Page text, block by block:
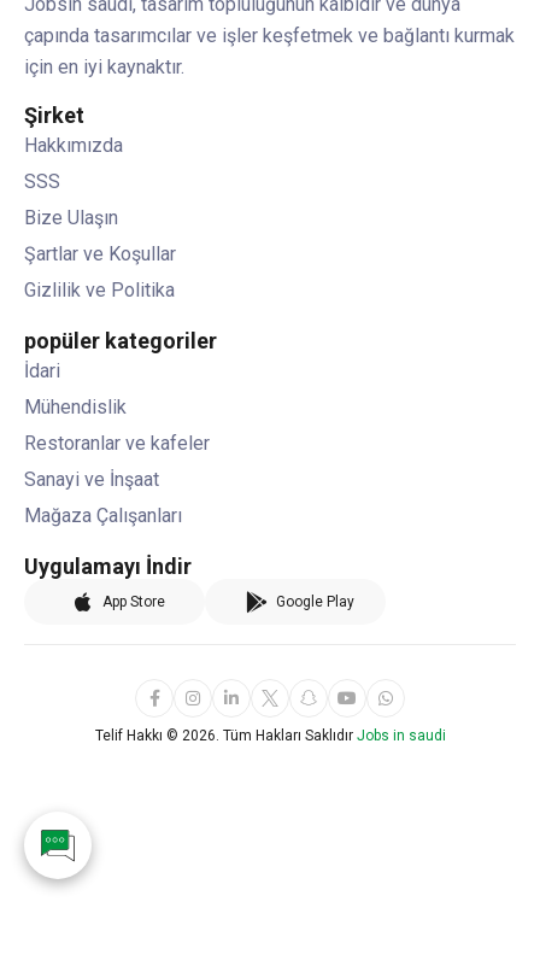
çapında tasarımcılar ve işler keşfetmek ve bağlantı kurmak
için en iyi kaynaktır.
Şirket
Hakkımızda
SSS
Bize Ulaşın
Şartlar ve Koşullar
Gizlilik ve Politika
popüler kategoriler
İdari
Mühendislik
Restoranlar ve kafeler
Sanayi ve İnşaat
Mağaza Çalışanları
Uygulamayı İndir
App Store Google Play
Telif Hakkı © 2026. Tüm Hakları Saklıdır Jobs in saudi